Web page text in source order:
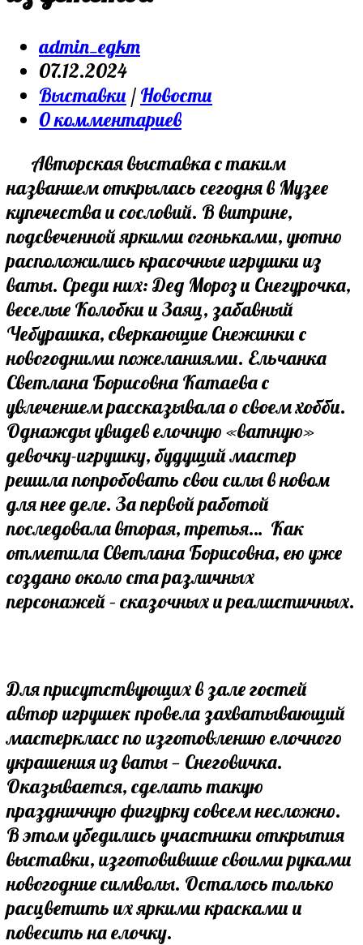
Post
author:
admin_egkm
Запись
опубликована:
07.12.2024
Post
category:
Выставки / Новости
Post
0 комментариев
Авторская выставка с таким
названием открылась сегодня в Музее
купечества и сословий. В витрине,
подсвеченной яркими огоньками, уютно
расположились красочные игрушки из
ваты. Среди них: Дед Мороз и Снегурочка,
веселые Колобки и Заяц, забавный
Чебурашка, сверкающие Снежинки с
новогодними пожеланиями. Ельчанка
Светлана Борисовна Катаева с
увлечением рассказывала о своем хобби.
Однажды увидев елочную «ватную»
девочку-игрушку, будущий мастер
решила попробовать свои силы в новом
для нее деле. За первой работой
последовала вторая, третья… Как
отметила Светлана Борисовна, ею уже
создано около ста различных
персонажей – сказочных и реалистичных.
Для присутствующих в зале гостей
автор игрушек провела захватывающий
мастеркласс по изготовлению елочного
украшения из ваты — Снеговичка.
Оказывается, сделать такую
праздничную фигурку совсем несложно.
В этом убедились участники открытия
выставки, изготовившие своими руками
новогодние символы. Осталось только
расцветить их яркими красками и
повесить на елочку.